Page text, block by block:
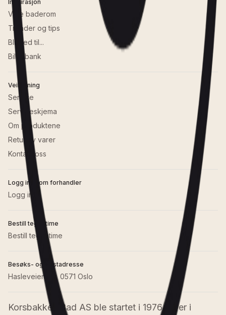
Inspirasjon
Våre baderom
Trender og tips
Bli med til...
Bildebank
Veiledning
Service
Serviceskjema
Om produktene
Retur av varer
Kontakt oss
Logg inn som forhandler
Logg inn
Bestill tegnetime
Bestill tegnetime
Besøks- og postadresse
Hasleveien 28, 0571 Oslo
Korsbakken Bad AS ble startet i 1976 og er i